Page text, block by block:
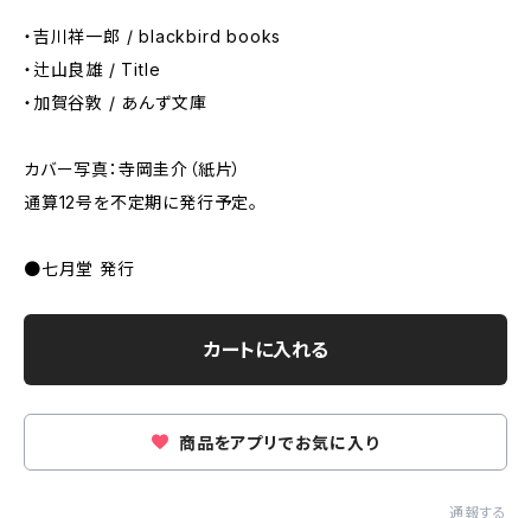
・吉川祥一郎 / blackbird books
・辻山良雄 / Title
・加賀谷敦 / あんず文庫
カバー写真：寺岡圭介（紙片）
通算12号を不定期に発行予定。
●七月堂 発行
カートに入れる
商品をアプリでお気に入り
通報する